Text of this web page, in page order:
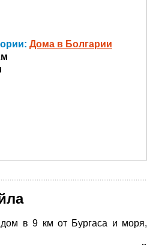
Дома в Болгарии
в 9 км от Бургаса и моря,